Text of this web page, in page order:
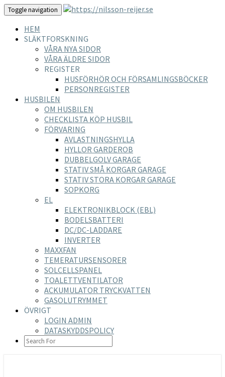
Toggle navigation
HEM
SLÄKTFORSKNING
VÅRA NYA SIDOR
VÅRA ÄLDRE SIDOR
REGISTER
HUSFÖRHÖR OCH FÖRSAMLINGSBÖCKER
PERSONREGISTER
HUSBILEN
OM HUSBILEN
CHECKLISTA KÖP HUSBIL
FÖRVARING
AVLASTNINGSHYLLA
HYLLOR GARDEROB
DUBBELGOLV GARAGE
STATIV SMÅ KORGAR GARAGE
STATIV STORA KORGAR GARAGE
SOPKORG
EL
ELEKTRONIKBLOCK (EBL)
BODELSBATTERI
DC/DC-LADDARE
INVERTER
MAXXFAN
TEMERATURSENSORER
SOLCELLSPANEL
TOALETTVENTILATOR
ACKUMULATOR TRYCKVATTEN
GASOLUTRYMMET
ÖVRIGT
LOGIN ADMIN
DATASKYDDSPOLICY
SEARCH
ICON